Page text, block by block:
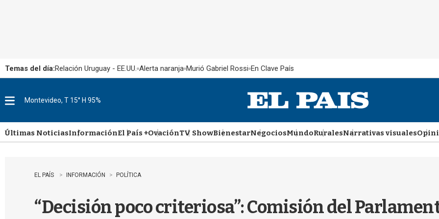
Temas del día:Relación Uruguay - EE.UU. Alerta naranja Murió Gabriel Rossi En Clave País
u
Montevideo, T 15° H 95%
Últimas NoticiasInformaciónEl País +OvaciónTV ShowBienestarNegociosMundoRuralesNarrativas visuales
EL PAÍS INFORMACIÓN POLÍTICA
“Decisión poco criteriosa”: Comisión del